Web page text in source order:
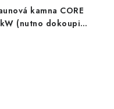
kamna CORE
(nutno dokoupit